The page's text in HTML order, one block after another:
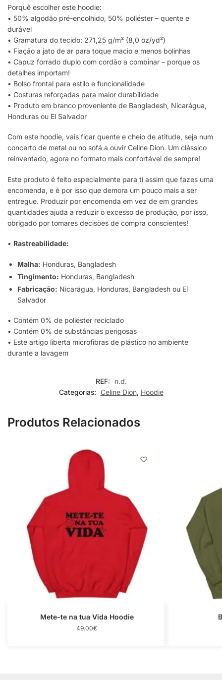
Porquê escolher este hoodie:
• 50% algodão pré-encolhido, 50% poliéster – quente e
durável
• Gramatura do tecido: 271,25 g/m² (8,0 oz/yd²)
• Fiação a jato de ar para toque macio e menos bolinhas
• Capuz forrado duplo com cordão a combinar – porque os
detalhes importam!
• Bolso frontal para estilo e funcionalidade
• Costuras reforçadas para maior durabilidade
• Produto em branco proveniente de Bangladesh, Nicarágua,
Honduras ou El Salvador
Com este hoodie, vais ficar quente e cheio de atitude, seja num
concerto de metal ou no sofá a ouvir Celine Dion. Um clássico
reinventado, agora no formato mais confortável de sempre!
Este produto é feito especialmente para ti assim que fazes uma
encomenda, e é por isso que demora um pouco mais a ser
entregue. Produzir por encomenda em vez de em grandes
quantidades ajuda a reduzir o excesso de produção, por isso,
obrigado por tomares decisões de compra conscientes!
• Rastreabilidade:
Malha: Honduras, Bangladesh
Tingimento: Honduras, Bangladesh
Fabricação: Nicarágua, Honduras, Bangladesh ou El
Salvador
• Contém 0% de poliéster reciclado
• Contém 0% de substâncias perigosas
• Este artigo liberta microfibras de plástico no ambiente
durante a lavagem
REF:
n.d.
Categorias:
Celine Dion, Hoodie
Produtos Relacionados
Mete-te na tua Vida Hoodie
49.00€